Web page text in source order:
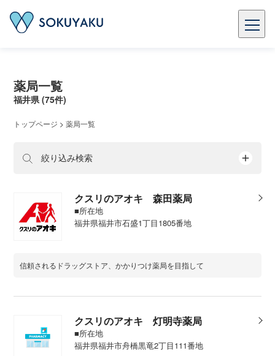
薬局一覧
福井県 (75件)
トップページ >薬局一覧
絞り込み検索
クスリのアオキ 森田薬局
■所在地
福井県福井市石盛1丁目1805番地
信頼されるドラッグストア、かかりつけ薬局を目指して
クスリのアオキ 灯明寺薬局
■所在地
福井県福井市舟橋黒竜2丁目111番地